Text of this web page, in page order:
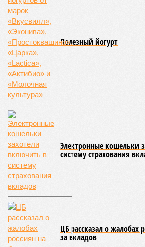
Полезный йогурт
Электронные кошельки
систему страхования
ЦБ рассказал о жалобах
за вкладов